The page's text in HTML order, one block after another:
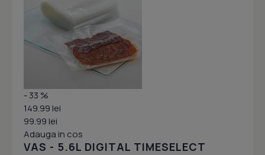
- 33 %
149.99 lei
99.99 lei
Adauga in cos
VAS - 5.6L DIGITAL TIMESELECT